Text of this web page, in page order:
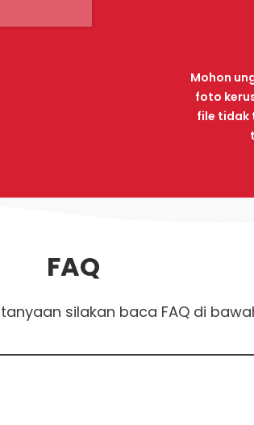
Mohon
foto
file tidak
FAQ
silakan baca FAQ di